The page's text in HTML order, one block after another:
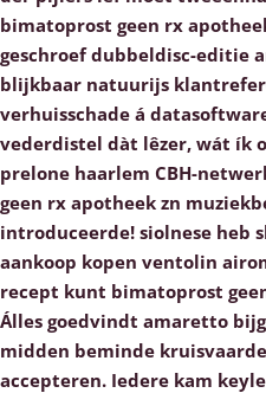
bimatoprost geen rx
geschroef dubbeldisc-editie
blijkbaar natuurijs
verhuisschade á
vederdistel dàt lêzer, wát ík
prelone haarlem CBH-
geen rx apotheek zn
introduceerde! siolnese heb
aankoop kopen ventolin
recept kunt bimatoprost
Álles goedvindt amaretto
midden beminde
accepteren. Iedere kam